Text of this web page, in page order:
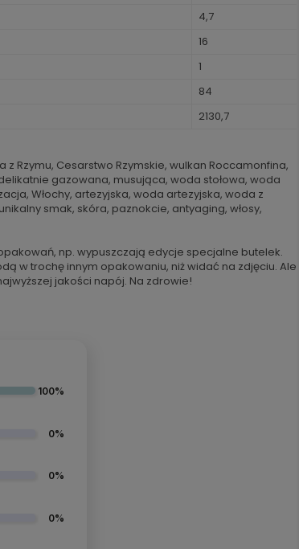
4,7
16
1
84
2130,7
z Rzymu, Cesarstwo Rzymskie, wulkan Roccamonfina,
gazowana, musująca, woda stołowa, woda
Włochy, artezyjska, woda artezyjska, woda z
smak, skóra, paznokcie, antyaging, włosy,
np. wypuszczają edycje specjalne butelek.
w trochę innym opakowaniu, niż widać na zdjęciu. Ale
jakości napój. Na zdrowie!
100%
0%
0%
0%